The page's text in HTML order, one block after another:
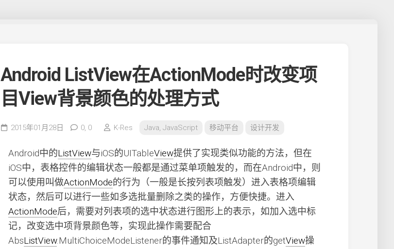
Android ListView在ActionMode时改变项
目View背景颜色的处理方式
2015年01月28日 0, 0 K-Res Java, JavaScript 移动平台 设计开发
Android中的ListView与iOS的UITableView提供了实现类似功能的方法，但在
iOS中，表格控件的编辑状态一般都是通过菜单项触发的，而在Android中，则
可以使用叫做ActionMode的行为（一般是长按列表项触发）进入表格项编辑
状态，然后可以进行一些如多选批量删除之类的操作，方便快捷。进入
ActionMode后，需要对列表项的选中状态进行图形上的表示，如加入选中标
记，改变选中项背景颜色等，实现此操作需要配合
AbsListView.MultiChoiceModeListener的事件通知及ListAdapter的getView操